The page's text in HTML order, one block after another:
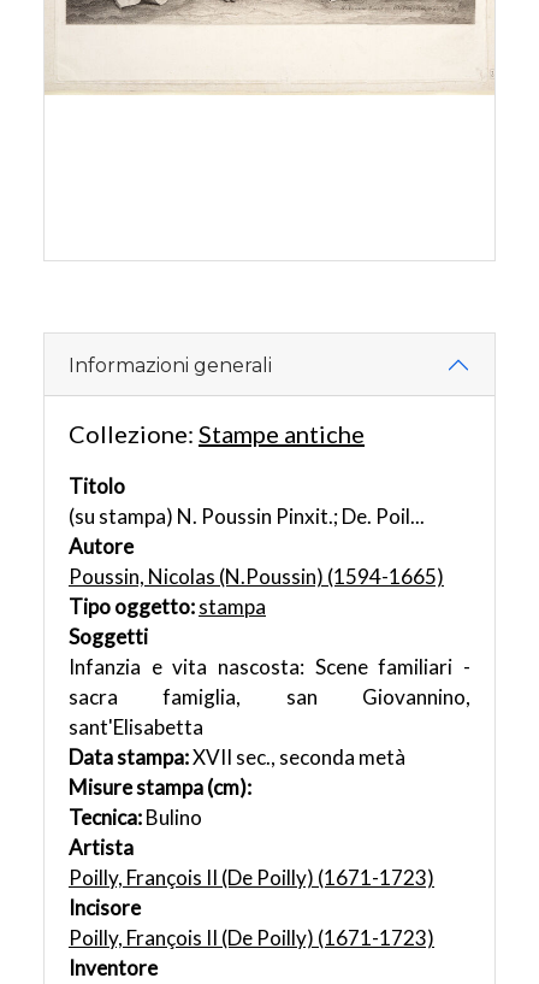
Informazioni generali
Collezione: Stampe antiche
Titolo
(su stampa) N. Poussin Pinxit.; De. Poil...
Autore
Poussin, Nicolas (N.Poussin) (1594-1665)
Tipo oggetto:stampa
Soggetti
Infanzia e vita nascosta: Scene familiari -
sacra famiglia, san Giovannino,
sant'Elisabetta
Data stampa:XVII sec., seconda metà
Misure stampa (cm):
Tecnica:Bulino
Artista
Poilly, François II (De Poilly) (1671-1723)
Incisore
Poilly, François II (De Poilly) (1671-1723)
Inventore